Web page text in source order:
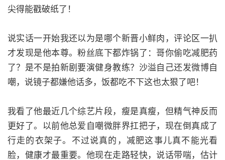
尖得能戳破纸了！
说实话一开始我还以为是哪个新晋小鲜肉，评论区一扒
才发现是他本尊。粉丝底下都炸锅了：哥你偷吃减肥药
了？是不是拍新剧要演健身教练？沙溢自己还发微博自
嘲，说镜子都嫌他话多，饭都吃不下这也太狠了吧！
我看了他最近几个综艺片段，瘦是真瘦，但精气神反而
更好了。以前他总爱自嘲微胖界扛把子，现在倒真成了
行走的衣架子。不过说真的，减肥这事儿真不能光看
脸，健康才最重要。他现在走路轻快，说话带喘，估计